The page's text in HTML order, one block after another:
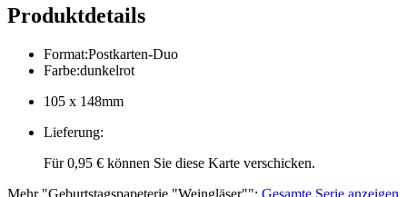
Produktdetails
Format:Postkarten-Duo
Farbe:dunkelrot
105 x 148mm
Lieferung:
Für 0,95 € können Sie diese Karte verschicken.
Mehr"Geburtstagspapeterie "Weingläser"": Gesamte Serie anzeigen